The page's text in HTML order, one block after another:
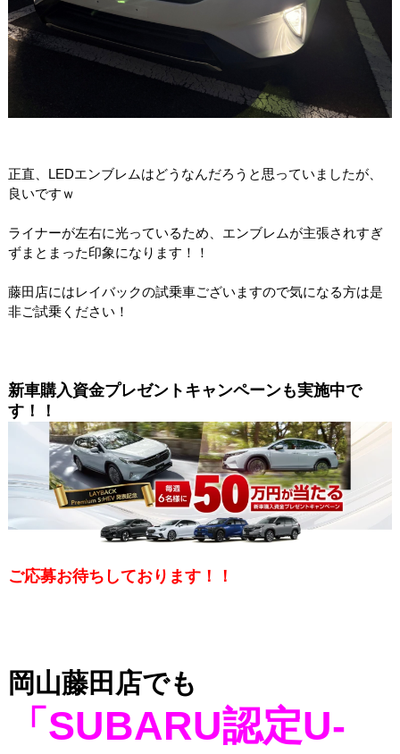
正直、LEDエンブレムはどうなんだろうと思っていましたが、
良いですｗ
ライナーが左右に光っているため、エンブレムが主張されすぎ
ずまとまった印象になります！！
藤田店にはレイバックの試乗車ございますので気になる方は是
非ご試乗ください！
新車購入資金プレゼントキャンペーンも実施中で
す！！
ご応募お待ちしております！！
岡山藤田店でも
「SUBARU認定U-